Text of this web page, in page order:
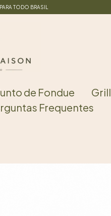
TODO BRASIL
de Fondue Grill
Frequentes